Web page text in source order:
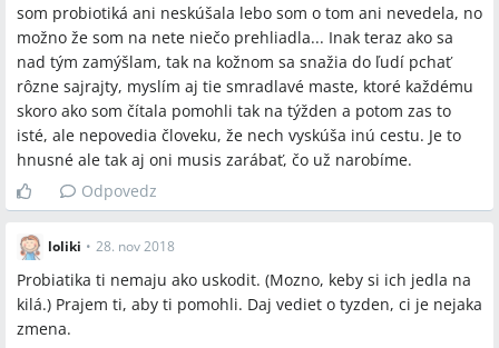
som probiotiká ani neskúšala lebo som o tom ani nevedela, no
možno že som na nete niečo prehliadla... Inak teraz ako sa
nad tým zamýšlam, tak na kožnom sa snažia do ľudí pchať
rôzne sajrajty, myslím aj tie smradlavé maste, ktoré každému
skoro ako som čítala pomohli tak na týžden a potom zas to
isté, ale nepovedia človeku, že nech vyskúša inú cestu. Je to
hnusné ale tak aj oni musis zarábať, čo už narobíme.
Odpovedz
loliki • 28. nov 2018
Probiatika ti nemaju ako uskodit. (Mozno, keby si ich jedla na
kilá.) Prajem ti, aby ti pomohli. Daj vediet o tyzden, ci je nejaka
zmena.